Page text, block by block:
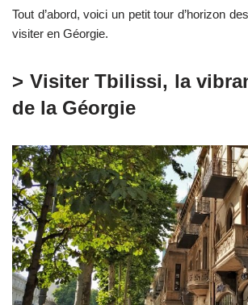
Tout d’abord, voici un petit tour d’horizon
visiter en Géorgie.
> Visiter Tbilissi, la
de la Géorgie